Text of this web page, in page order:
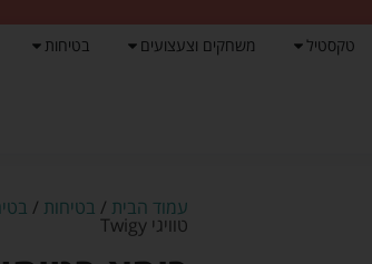
טקסטיל משחקים וצעצועים בטיחות
עמוד הבית / בטיחות /
טוויגי Twigy